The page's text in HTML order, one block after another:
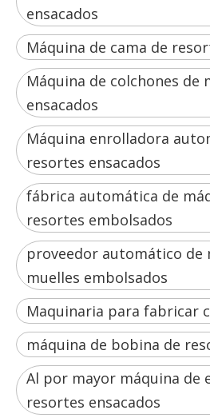
ensacados
Máquina de cama de
Máquina de colchones de
ensacados
Máquina enrolladora
resortes ensacados
fábrica automática de
resortes embolsados
proveedor automático de
muelles embolsados
Maquinaria para fabricar
máquina de bobina de
Al por mayor máquina de
resortes ensacados